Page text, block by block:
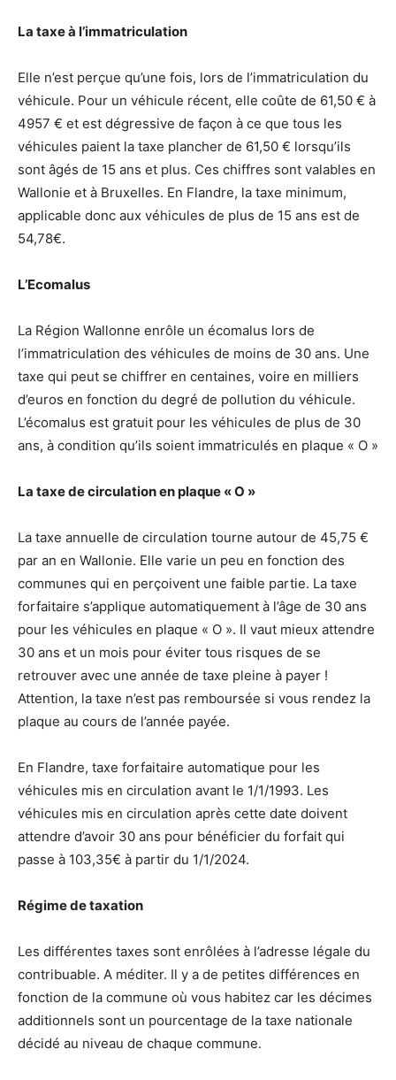
La taxe à l’immatriculation
Elle n’est perçue qu’une fois, lors de l’immatriculation du
véhicule. Pour un véhicule récent, elle coûte de 61,50 € à
4957 € et est dégressive de façon à ce que tous les
véhicules paient la taxe plancher de 61,50 € lorsqu’ils
sont âgés de 15 ans et plus. Ces chiffres sont valables en
Wallonie et à Bruxelles. En Flandre, la taxe minimum,
applicable donc aux véhicules de plus de 15 ans est de
54,78€.
L’Ecomalus
La Région Wallonne enrôle un écomalus lors de
l’immatriculation des véhicules de moins de 30 ans. Une
taxe qui peut se chiffrer en centaines, voire en milliers
d’euros en fonction du degré de pollution du véhicule.
L’écomalus est gratuit pour les véhicules de plus de 30
ans, à condition qu’ils soient immatriculés en plaque « O »
La taxe de circulation en plaque « O »
La taxe annuelle de circulation tourne autour de 45,75 €
par an en Wallonie. Elle varie un peu en fonction des
communes qui en perçoivent une faible partie. La taxe
forfaitaire s’applique automatiquement à l’âge de 30 ans
pour les véhicules en plaque « O ». Il vaut mieux attendre
30 ans et un mois pour éviter tous risques de se
retrouver avec une année de taxe pleine à payer !
Attention, la taxe n’est pas remboursée si vous rendez la
plaque au cours de l’année payée.
En Flandre, taxe forfaitaire automatique pour les
véhicules mis en circulation avant le 1/1/1993. Les
véhicules mis en circulation après cette date doivent
attendre d’avoir 30 ans pour bénéficier du forfait qui
passe à 103,35€ à partir du 1/1/2024.
Régime de taxation
Les différentes taxes sont enrôlées à l’adresse légale du
contribuable. A méditer. Il y a de petites différences en
fonction de la commune où vous habitez car les décimes
additionnels sont un pourcentage de la taxe nationale
décidé au niveau de chaque commune.